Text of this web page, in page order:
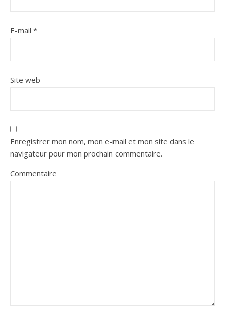
E-mail *
Site web
Enregistrer mon nom, mon e-mail et mon site dans le
navigateur pour mon prochain commentaire.
Commentaire